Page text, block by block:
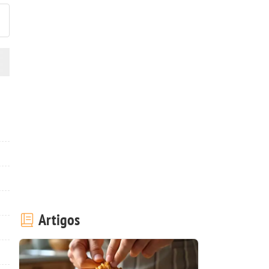
Artigos